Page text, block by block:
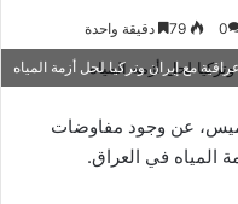
0 دقيقة واحدة
مع إيران وتركيا لحل أزمة المياه
عن وجود مفاوضات
المياه في العراق.